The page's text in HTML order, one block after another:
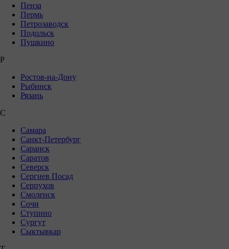
Пенза
Пермь
Петрозаводск
Подольск
Пушкино
Р
Ростов-на-Дону
Рыбинск
Рязань
С
Самара
Санкт-Петербург
Саранск
Саратов
Северск
Сергиев Посад
Серпухов
Смоленск
Сочи
Ступино
Сургут
Сыктывкар